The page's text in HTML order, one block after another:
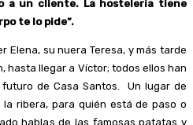
a un cliente. La hostelería tiene
te lo pide”.
Elena, su nuera Teresa, y más tarde
hasta llegar a Víctor; todos ellos han
de Casa Santos. Un lugar de
ribera, para quién está de paso o
hablas de las famosas patatas y